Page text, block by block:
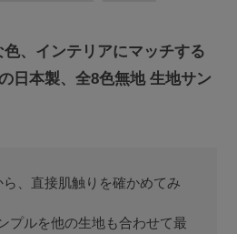
、インテリアにマッチする
日本製、全8色無地 生地サン
、直接肌触りを確かめてみ
プルを他の生地も合わせて最